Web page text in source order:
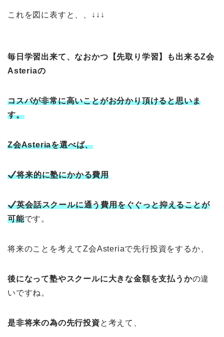
これを図に表すと、、↓↓↓
毎日学習出来て、なおかつ【先取り学習】も出来るZ会
Asteriaの
コスパが非常に高いことがお分かり頂けると思いま
す。
Z会Asteriaを選べば、
将来的に塾にかかる費用
英会話スクールに通う費用をぐぐっと抑えることが
可能です。
将来のことを考えてZ会Asteriaで先行投資をするか、
後になって塾やスクールに大きな金額を支払うかの違
いですね。
是非将来の為の先行投資と考えて、